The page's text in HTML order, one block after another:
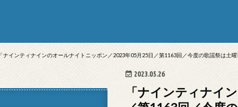
「ナインティナインのオールナイトニッポン／2023年05月25日／第1163回／今度の歌謡祭は土
2023.05.26
「ナインティナイ